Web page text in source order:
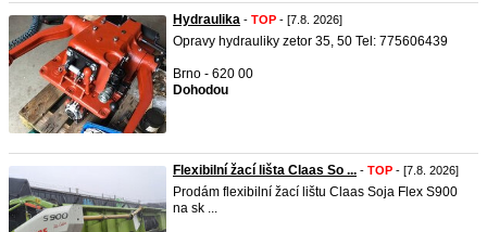
Hydraulika - TOP - [7.8. 2026]
Opravy hydrauliky zetor 35, 50 Tel: 775606439
Brno - 620 00
Dohodou
Flexibilní žací lišta Claas So ... - TOP - [7.8. 2026]
Prodám flexibilní žací lištu Claas Soja Flex S900
na sk ...